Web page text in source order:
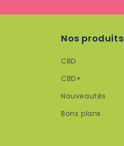
Nos produits
CBD
CBD+
Nouveautés
Bons plans